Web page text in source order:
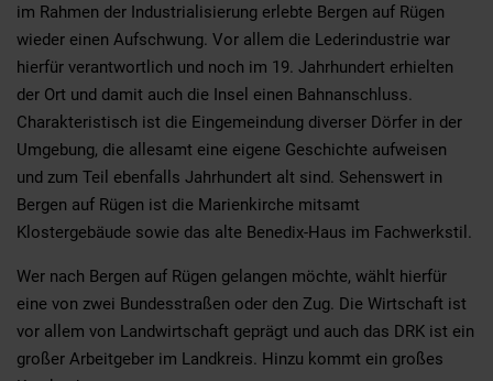
im Rahmen der Industrialisierung erlebte Bergen auf Rügen
wieder einen Aufschwung. Vor allem die Lederindustrie war
hierfür verantwortlich und noch im 19. Jahrhundert erhielten
der Ort und damit auch die Insel einen Bahnanschluss.
Charakteristisch ist die Eingemeindung diverser Dörfer in der
Umgebung, die allesamt eine eigene Geschichte aufweisen
und zum Teil ebenfalls Jahrhundert alt sind. Sehenswert in
Bergen auf Rügen ist die Marienkirche mitsamt
Klostergebäude sowie das alte Benedix-Haus im Fachwerkstil.
Wer nach Bergen auf Rügen gelangen möchte, wählt hierfür
eine von zwei Bundesstraßen oder den Zug. Die Wirtschaft ist
vor allem von Landwirtschaft geprägt und auch das DRK ist ein
großer Arbeitgeber im Landkreis. Hinzu kommt ein großes